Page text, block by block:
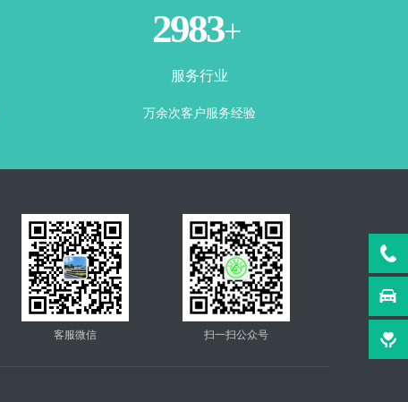
3500+
服务行业
万余次客户服务经验
客服微信 扫一扫公众号